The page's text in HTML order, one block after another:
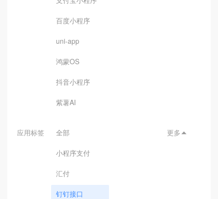
百度小程序
uni-app
鸿蒙OS
抖音小程序
紫薯AI
应用标签 全部
小程序支付
汇付
钉钉接口
更多 